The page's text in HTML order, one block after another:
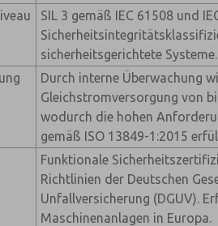
SIL 3 gemäß IEC 61508 und
sicherheitsgerichtete Systeme.
Durch interne Überwachung
Gleichstromversorgung von
wodurch die hohen
gemäß ISO 13849-1:2015
Funktionale
Richtlinien der Deutschen
Unfallversicherung (DGUV).
Maschinenanlagen in Europa.